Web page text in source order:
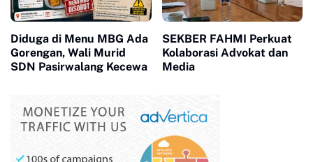
Diduga di Menu MBG Ada
Gorengan, Wali Murid
SDN Pasirwalang Kecewa
SEKBER FAHMI Perkuat
Kolaborasi Advokat dan
Media